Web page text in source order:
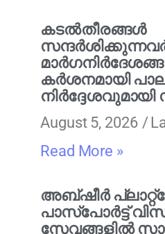
കടൽതീരങ്ങൾ
കർശനമായി
നിർദ്ദേശവുമായി
August 5, 2026
Read More »
അബ്ഷീർ
പാസ്‌പോർട്ട്
സേവങ്ങളിൽ